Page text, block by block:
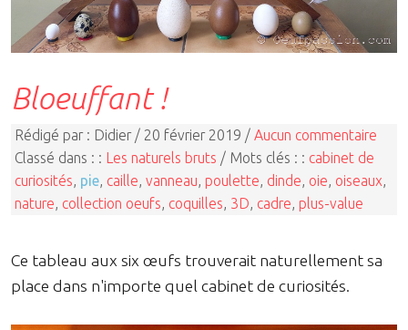
Bloeuffant !
Rédigé par : Didier / 20 février 2019 / Aucun commentaire
Classé dans : :
Les naturels bruts / Mots clés : : cabinet de
curiosités, pie, caille, vanneau, poulette, dinde, oie, oiseaux,
nature, collection oeufs, coquilles, 3D, cadre, plus-value
Ce tableau aux six œufs trouverait naturellement sa
place dans n'importe quel cabinet de curiosités.